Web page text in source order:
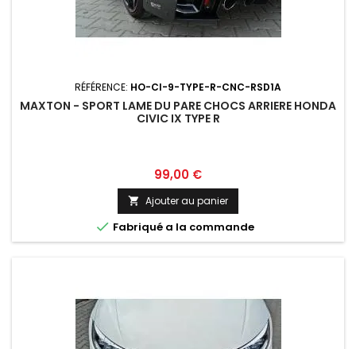
RÉFÉRENCE: HO-CI-9-TYPE-R-CNC-RSD1A
MAXTON - SPORT LAME DU PARE CHOCS ARRIERE HONDA
CIVIC IX TYPE R
Prix
99,00 €
 Ajouter au panier
 Fabriqué a la commande